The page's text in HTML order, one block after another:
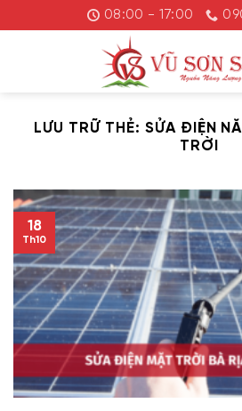
đến
08:00 - 17:00
LƯU TRỮ THẺ: SỬA ĐIỆN
TRỜI
18
Th10